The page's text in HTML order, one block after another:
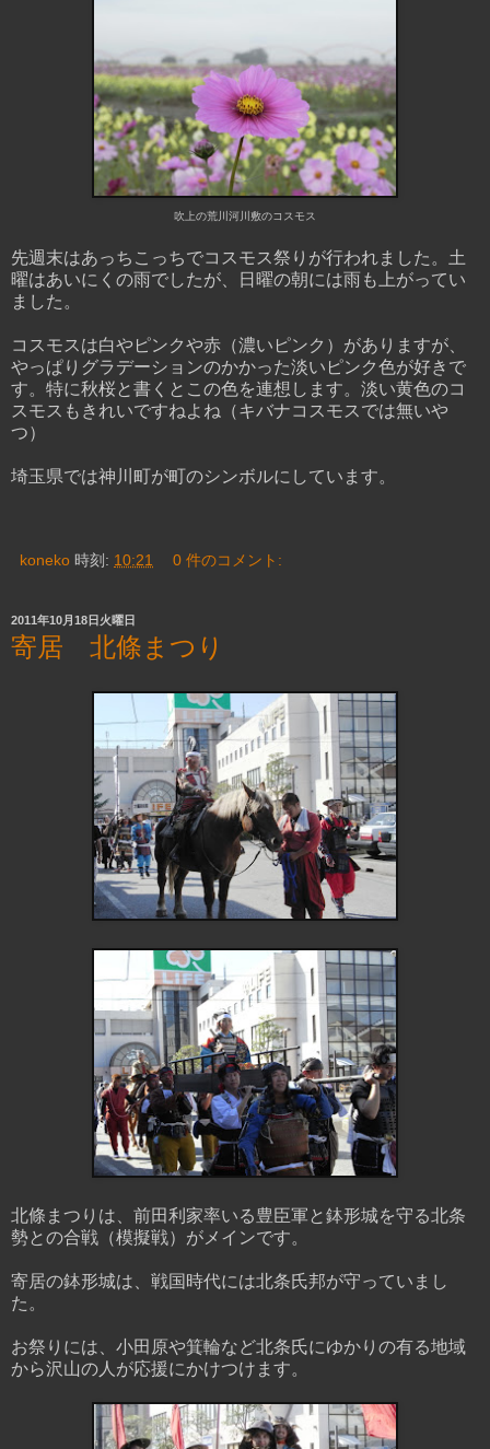
吹上の荒川河川敷のコスモス
先週末はあっちこっちでコスモス祭りが行われました。土
曜はあいにくの雨でしたが、日曜の朝には雨も上がってい
ました。
コスモスは白やピンクや赤（濃いピンク）がありますが、
やっぱりグラデーションのかかった淡いピンク色が好きで
す。特に秋桜と書くとこの色を連想します。淡い黄色のコ
スモスもきれいですねよね（キバナコスモスでは無いや
つ）
埼玉県では神川町が町のシンボルにしています。
koneko 時刻: 10:21 0 件のコメント:
2011年10月18日火曜日
寄居 北條まつり
北條まつりは、前田利家率いる豊臣軍と鉢形城を守る北条
勢との合戦（模擬戦）がメインです。
寄居の鉢形城は、戦国時代には北条氏邦が守っていまし
た。
お祭りには、小田原や箕輪など北条氏にゆかりの有る地域
から沢山の人が応援にかけつけます。